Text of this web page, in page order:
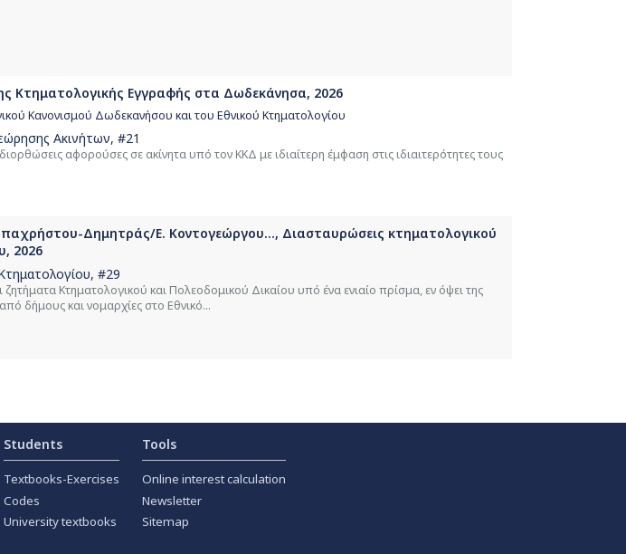
Κτηματολογικής Εγγραφής στα Δωδεκάνησα, 2026
Κανονισμού Δωδεκανήσου και του Εθνικού Κτηματολογίου
Ακινήτων, #21
αφορούσες σε ακίνητα υπό τον ΚΚΔ με ιδιαίτερη έμφαση στις ιδιαιτερότητες τους
Δημητράς/Ε. Κοντογεώργου..., Διασταυρώσεις κτηματολογικού
2026
, #29
Κτηματολογικού και Πολεοδομικού Δικαίου υπό ένα ενιαίο πρίσμα, εν όψει της
δήμους και νομαρχίες στο Εθνικό...
Students
Textbooks-Exercises
Codes
University textbooks
Tools
Online interest calculation
Newsletter
Sitemap